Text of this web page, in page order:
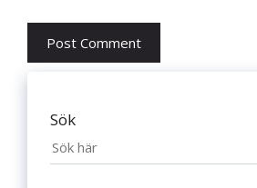
Sök